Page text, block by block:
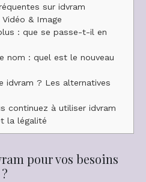
sur idvram
& Image
: que se passe-t-il en
nom : quel est le nouveau
idvram ? Les alternatives
continuez à utiliser idvram
la légalité
pour vos besoins